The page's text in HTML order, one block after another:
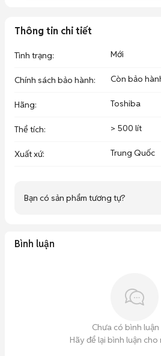
Thông tin chi tiết
Tình trạng: Mới
Chính sách bảo hành: Còn bảo
Hãng: Toshiba
Thể tích: > 500 lít
Xuất xứ: Trung Quốc
Bạn có sản phẩm tương tự?
Bình luận
Chưa có bình luận
Hãy để lại bình luận